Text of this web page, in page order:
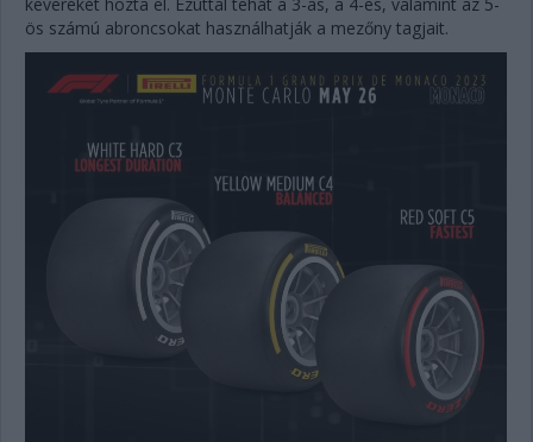
ös számú abroncsokat használhatják a mezőny tagjait.